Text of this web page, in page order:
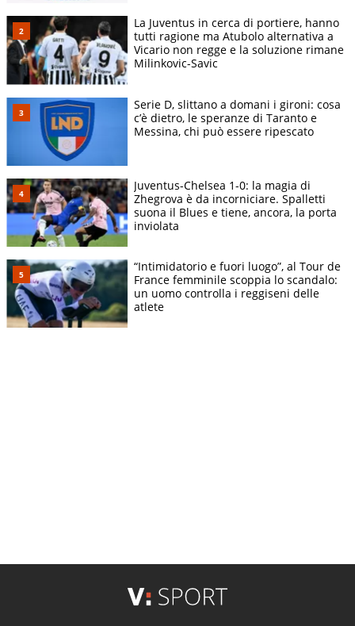
La Juventus in cerca di portiere, hanno
tutti ragione ma Atubolo alternativa a
Vicario non regge e la soluzione rimane
Milinkovic-Savic
Serie D, slittano a domani i gironi: cosa
c’è dietro, le speranze di Taranto e
Messina, chi può essere ripescato
Juventus-Chelsea 1-0: la magia di
Zhegrova è da incorniciare. Spalletti
suona il Blues e tiene, ancora, la porta
inviolata
“Intimidatorio e fuori luogo”, al Tour de
France femminile scoppia lo scandalo:
un uomo controlla i reggiseni delle
atlete